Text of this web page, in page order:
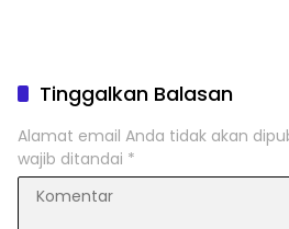
Tinggalkan Balasan
Alamat email Anda tidak akan
wajib ditandai *